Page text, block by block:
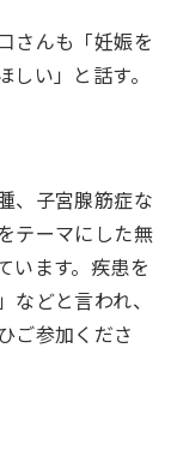
さんも「妊娠を
い」と話す。
、子宮腺筋症な
テーマにした無
います。疾患を
どと言われ、
ご参加くださ